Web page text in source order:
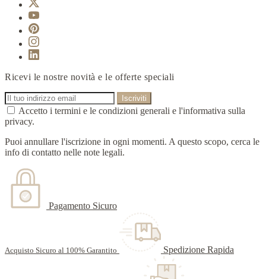
Ricevi le nostre novità e le offerte speciali
Accetto i termini e le condizioni generali e l'informativa sulla
privacy.
Puoi annullare l'iscrizione in ogni momenti. A questo scopo, cerca le
info di contatto nelle note legali.
Pagamento Sicuro
Acquisto Sicuro al 100% Garantito Spedizione Rapida